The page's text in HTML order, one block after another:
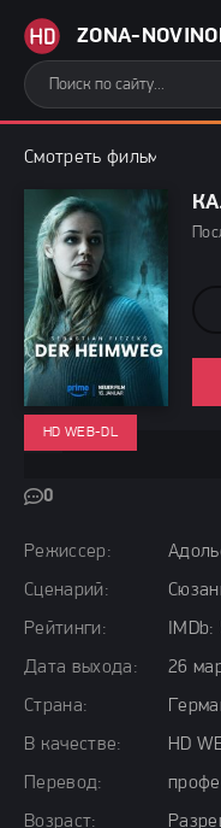
ZONA-
Смотреть фильмы
Режиссер:
Сценарий:
Рейтинги:
IMDb:
Дата выхода:
26
Страна:
В качестве:
HD
Перевод:
Возраст:
0
HD WEB-DL